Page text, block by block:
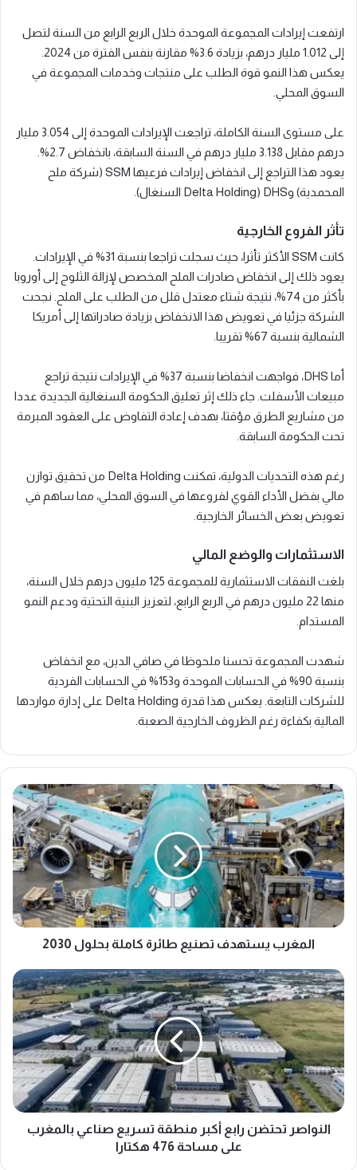
ارتفعت إيرادات المجموعة الموحدة خلال الربع الرابع من السنة لتصل
يعكس هذا النمو قوة الطلب على منتجات وخدمات المجموعة في
السوق المحلي.
على مستوى السنة الكاملة، تراجعت الإيرادات الموحدة إلى 3.054 مليار
درهم مقابل 3.138 مليار درهم في السنة السابقة، بانخفاض 2.7%.
يعود هذا التراجع إلى انخفاض إيرادات فرعيها SSM (شركة ملح
المحمدية) وDHS (Delta Holding السنغال).
تأثر الفروع الخارجية
كانت SSM الأكثر تأثرا، حيث سجلت تراجعا بنسبة 31% في الإيرادات.
يعود ذلك إلى انخفاض صادرات الملح المخصص لإزالة الثلوج إلى أوروبا
بأكثر من 74%، نتيجة شتاء معتدل قلل من الطلب على الملح. نجحت
الشركة جزئيا في تعويض هذا الانخفاض بزيادة صادراتها إلى أمريكا
الشمالية بنسبة 67% تقريبا.
أما DHS، فواجهت انخفاضا بنسبة 37% في الإيرادات نتيجة تراجع
مبيعات الأسفلت. جاء ذلك إثر تعليق الحكومة السنغالية الجديدة عددا
من مشاريع الطرق مؤقتا، بهدف إعادة التفاوض على العقود المبرمة
تحت الحكومة السابقة.
رغم هذه التحديات الدولية، تمكنت Delta Holding من تحقيق توازن
مالي بفضل الأداء القوي لفروعها في السوق المحلي، مما ساهم في
تعويض بعض الخسائر الخارجية.
الاستثمارات والوضع المالي
بلغت النفقات الاستثمارية للمجموعة 125 مليون درهم خلال السنة،
منها 22 مليون درهم في الربع الرابع، لتعزيز البنية التحتية ودعم النمو
المستدام.
شهدت المجموعة تحسنا ملحوظا في صافي الدين، مع انخفاض
بنسبة 90% في الحسابات الموحدة و153% في الحسابات الفردية
للشركات التابعة. يعكس هذا قدرة Delta Holding على إدارة مواردها
المالية بكفاءة رغم الظروف الخارجية الصعبة.
المغرب
يستهدف
تصنيع
طائرة
كاملة
بحلول
2030
المغرب يستهدف تصنيع طائرة كاملة بحلول 2030
النواصر
تحتضن
رابع
أكبر
منطقة
تسريع
صناعي
بالمغرب
على
مساحة
النواصر تحتضن رابع أكبر منطقة تسريع صناعي بالمغرب
على مساحة 476 هكتارا